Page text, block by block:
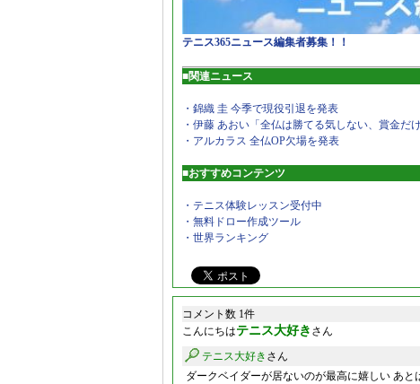
テニス365ニュース編集者募集！！
■関連ニュース
・錦織 圭 今季で現役引退を発表
・伊藤 あおい「全仏は勝てる気しない、賞金だけ
・アルカラス 全仏OP欠場を発表
■おすすめコンテンツ
・テニス体験レッスン受付中
・無料ドロー作成ツール
・世界ランキング
コメント数 1件
こんにちはテニス大好き さん
テニス大好き さん
ダークベイダーが居ないのが最高に嬉しい あと